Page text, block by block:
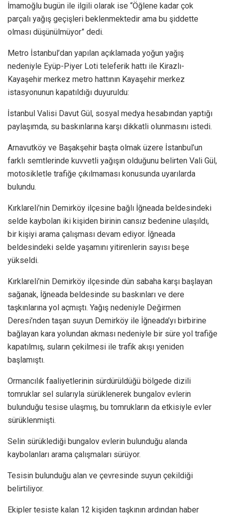
İmamoğlu bugün ile ilgili olarak ise “Öğlene kadar çok
parçalı yağış geçişleri beklenmektedir ama bu şiddette
olması düşünülmüyor” dedi.
Metro İstanbul’dan yapılan açıklamada yoğun yağış
nedeniyle Eyüp-Piyer Loti teleferik hattı ile Kirazlı-
Kayaşehir merkez metro hattının Kayaşehir merkez
istasyonunun kapatıldığı duyuruldu:
İstanbul Valisi Davut Gül, sosyal medya hesabından yaptığı
paylaşımda, su baskınlarına karşı dikkatli olunmasını istedi.
Arnavutköy ve Başakşehir başta olmak üzere İstanbul’un
farklı semtlerinde kuvvetli yağışın olduğunu belirten Vali Gül,
motosikletle trafiğe çıkılmaması konusunda uyarılarda
bulundu.
Kırklareli’nin Demirköy ilçesine bağlı İğneada beldesindeki
selde kaybolan iki kişiden birinin cansız bedenine ulaşıldı,
bir kişiyi arama çalışması devam ediyor. İğneada
beldesindeki selde yaşamını yitirenlerin sayısı beşe
yükseldi.
Kırklareli’nin Demirköy ilçesinde dün sabaha karşı başlayan
sağanak, İğneada beldesinde su baskınları ve dere
taşkınlarına yol açmıştı. Yağış nedeniyle Değirmen
Deresi’nden taşan suyun Demirköy ile İğneada’yı birbirine
bağlayan kara yolundan akması nedeniyle bir süre yol trafiğe
kapatılmış, suların çekilmesi ile trafik akışı yeniden
başlamıştı.
Ormancılık faaliyetlerinin sürdürüldüğü bölgede dizili
tomruklar sel sularıyla sürüklenerek bungalov evlerin
bulunduğu tesise ulaşmış, bu tomrukların da etkisiyle evler
sürüklenmişti.
Selin sürüklediği bungalov evlerin bulunduğu alanda
kaybolanları arama çalışmaları sürüyor.
Tesisin bulunduğu alan ve çevresinde suyun çekildiği
belirtiliyor.
Ekipler tesiste kalan 12 kişiden taşkının ardından haber